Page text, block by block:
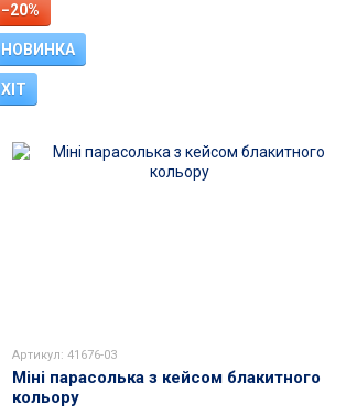
−20%
НОВИНКА
ХІТ
Артикул: 41676-03
Міні парасолька з кейсом блакитного
кольору